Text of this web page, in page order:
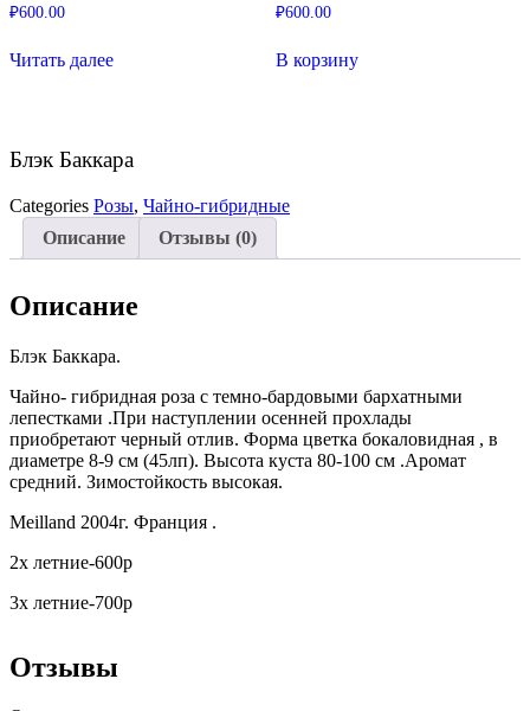
₽600.00
Читать далее
₽600.00
В корзину
Блэк Баккара
Categories Розы, Чайно-гибридные
Описание
Отзывы (0)
Описание
Блэк Баккара.
Чайно- гибридная роза с темно-бардовыми бархатными
лепестками .При наступлении осенней прохлады
приобретают черный отлив. Форма цветка бокаловидная , в
диаметре 8-9 см (45лп). Высота куста 80-100 см .Аромат
средний. Зимостойкость высокая.
Meilland 2004г. Франция .
2х летние-600р
3х летние-700р
Отзывы